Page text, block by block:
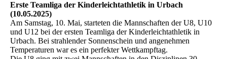
Erste Teamliga der Kinderleichtathletik in Urbach
(10.05.2025)
Am Samstag, 10. Mai, starteten die Mannschaften der U8, U10
und U12 bei der ersten Teamliga der Kinderleichtathletik in
Urbach. Bei strahlender Sonnenschein und angenehmen
Temperaturen war es ein perfekter Wettkampftag.